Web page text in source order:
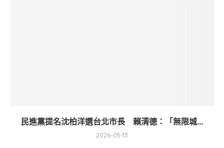
民進黨提名沈柏洋選台北市長 賴清德：「無限城...
2026-05-13